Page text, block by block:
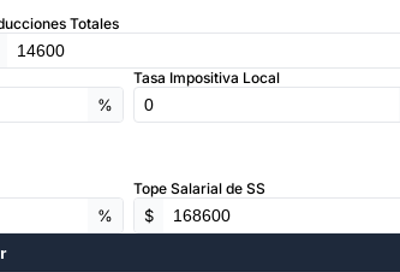
Totales
%
Tasa Impositiva Local
%
Tope Salarial de SS
$